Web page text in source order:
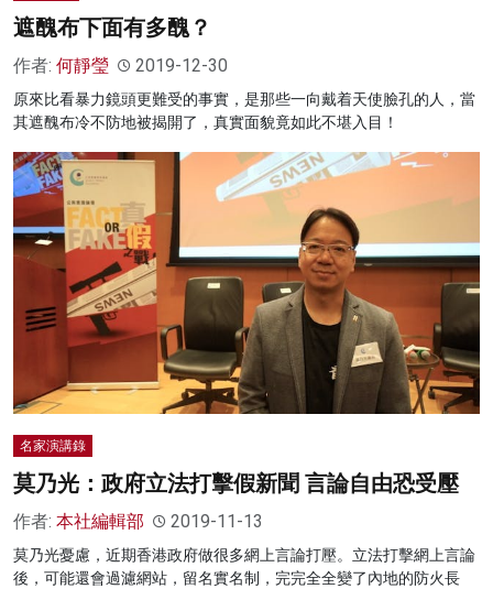
遮醜布下面有多醜？
作者: 何靜瑩 2019-12-30
原來比看暴力鏡頭更難受的事實，是那些一向戴着天使臉孔的人，當
其遮醜布冷不防地被揭開了，真實面貌竟如此不堪入目！
名家演講錄
莫乃光：政府立法打擊假新聞 言論自由恐受壓
作者: 本社編輯部 2019-11-13
莫乃光憂慮，近期香港政府做很多網上言論打壓。立法打擊網上言論
後，可能還會過濾網站，留名實名制，完完全全變了內地的防火長